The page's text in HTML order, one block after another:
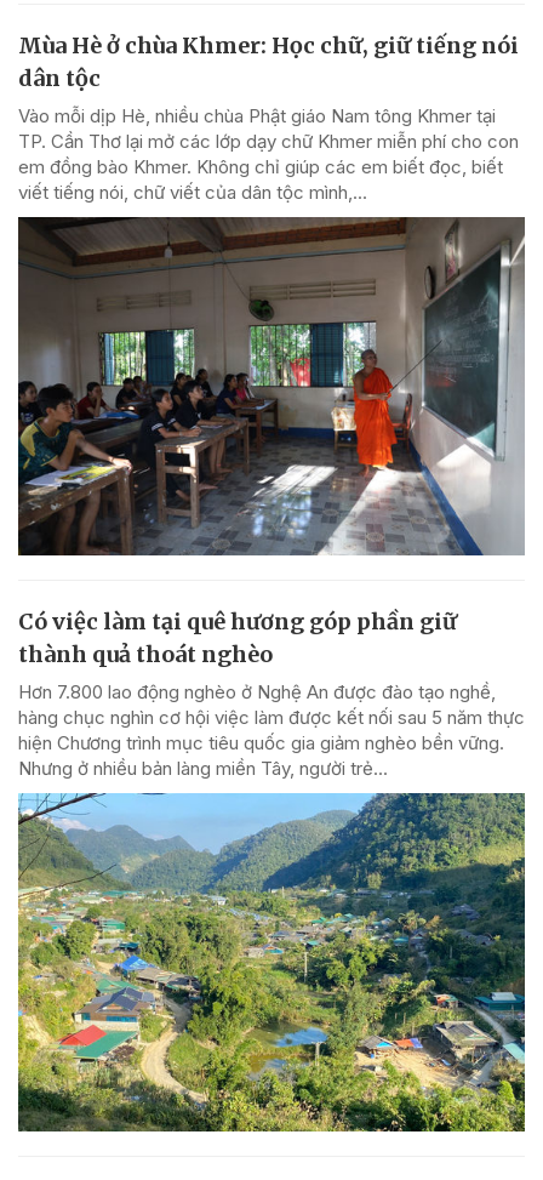
Mùa Hè ở chùa Khmer: Học chữ, giữ tiếng nói
dân tộc
Vào mỗi dịp Hè, nhiều chùa Phật giáo Nam tông Khmer tại
TP. Cần Thơ lại mở các lớp dạy chữ Khmer miễn phí cho con
em đồng bào Khmer. Không chỉ giúp các em biết đọc, biết
viết tiếng nói, chữ viết của dân tộc mình,...
Có việc làm tại quê hương góp phần giữ
thành quả thoát nghèo
Hơn 7.800 lao động nghèo ở Nghệ An được đào tạo nghề,
hàng chục nghìn cơ hội việc làm được kết nối sau 5 năm thực
hiện Chương trình mục tiêu quốc gia giảm nghèo bền vững.
Nhưng ở nhiều bản làng miền Tây, người trẻ...